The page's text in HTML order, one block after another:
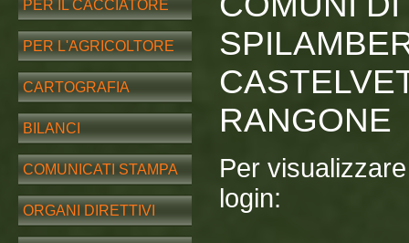
PER IL CACCIATORE
PER L'AGRICOLTORE
CARTOGRAFIA
BILANCI
COMUNICATI STAMPA
ORGANI DIRETTIVI
RANGONE
Per
login: